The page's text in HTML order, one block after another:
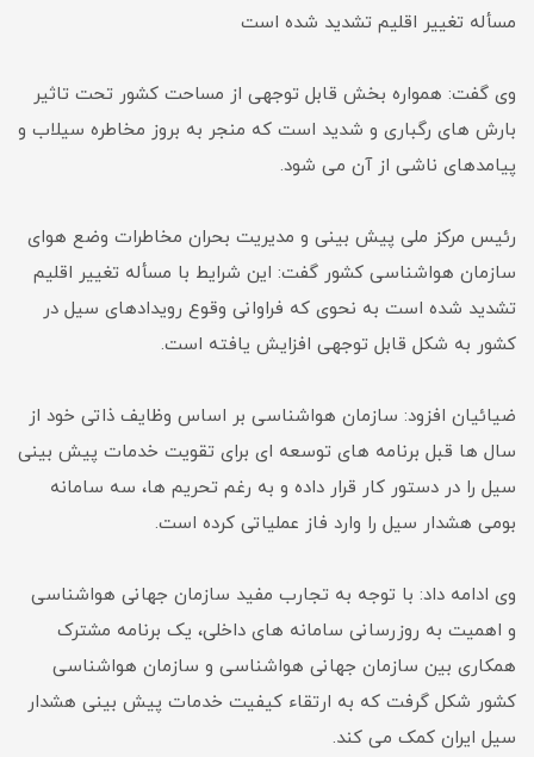
مسأله تغییر اقلیم تشدید شده است
وی گفت: همواره بخش قابل توجهی از مساحت کشور تحت تاثیر
بارش های رگباری و شدید است که منجر به بروز مخاطره سیلاب و
پیامدهای ناشی از آن می شود.
رئیس مرکز ملی پیش بینی و مدیریت بحران مخاطرات وضع هوای
سازمان هواشناسی کشور گفت: این شرایط با مسأله تغییر اقلیم
تشدید شده است به نحوی که فراوانی وقوع رویدادهای سیل در
کشور به شکل قابل توجهی افزایش یافته است.
ضیائیان افزود: سازمان هواشناسی بر اساس وظایف ذاتی خود از
سال ها قبل برنامه های توسعه ای برای تقویت خدمات پیش بینی
سیل را در دستور کار قرار داده و به رغم تحریم ها، سه سامانه
بومی هشدار سیل را وارد فاز عملیاتی کرده است.
وی ادامه داد: با توجه به تجارب مفید سازمان جهانی هواشناسی
و اهمیت به روزرسانی سامانه های داخلی، یک برنامه مشترک
همکاری بین سازمان جهانی هواشناسی و سازمان هواشناسی
کشور شکل گرفت که به ارتقاء کیفیت خدمات پیش بینی هشدار
سیل ایران کمک می کند.